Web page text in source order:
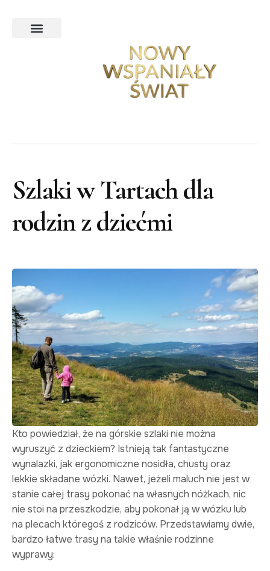
Szlaki w Tartach dla
rodzin z dziećmi
Kto powiedział, że na górskie szlaki nie można
wyruszyć z dzieckiem? Istnieją tak fantastyczne
wynalazki, jak ergonomiczne nosidła, chusty oraz
lekkie składane wózki. Nawet, jeżeli maluch nie jest w
stanie całej trasy pokonać na własnych nóżkach, nic
nie stoi na przeszkodzie, aby pokonał ją w wózku lub
na plecach któregoś z rodziców. Przedstawiamy dwie,
bardzo łatwe trasy na takie właśnie rodzinne
wyprawy: